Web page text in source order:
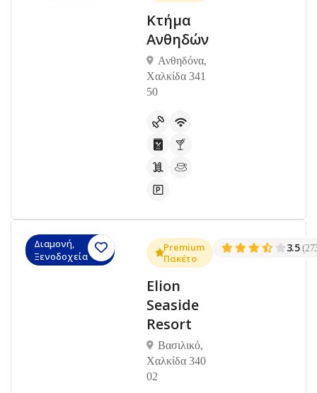
Κτήμα
Ανθηδών
Ανθηδόνα,
Χαλκίδα 341
50
Διαμονή,
Ξενοδοχεία
Premium
Πακέτο
Elion
Seaside
Resort
Βασιλικό,
Χαλκίδα 340
02
3.5